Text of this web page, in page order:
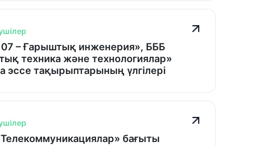
– Ғарыштық инженерия», БББ
техника және технологиялар»
эссе тақырыптарының үлгілері
бағыты